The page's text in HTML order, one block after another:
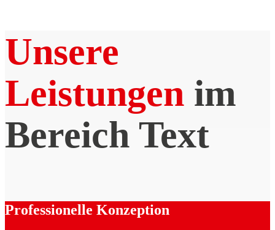
Unsere
Leistungen im
Bereich Text
Professionelle Konzeption